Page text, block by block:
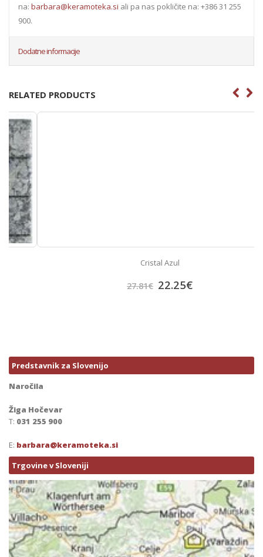
na: barbara@keramoteka.si ali pa nas pokličite na: +386 31 255
900.
Dodatne informacije
RELATED PRODUCTS
Cristal Azul
22.25 €
Predstavnik za Slovenijo
Naročila
Žiga Hočevar
T: 031 255 900
E: barbara@keramoteka.si
Trgovine v Sloveniji